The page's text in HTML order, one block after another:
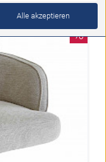
%
Alle akzeptieren